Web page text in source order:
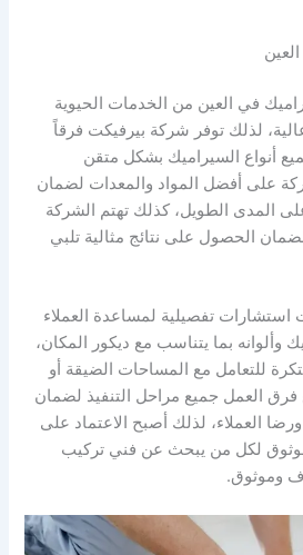
في العين من الخدمات الحيوية
لذلك توفر شركة بيرفيكت فرقاً
أنواع السيراميك بشكل متقن
على أفضل المواد والمعدات لضمان
المدى الطويل، كذلك تهتم الشركة
الحصول على نتائج مثالية تلبي
استشارات تفصيلية لمساعدة العملاء
وألوانه بما يتناسب مع ديكور المكان،
للتعامل مع المساحات الضيقة أو
فرق العمل جميع مراحل التنفيذ لضمان
العملاء، لذلك أصبح الاعتماد على
لكل من يبحث عن فني تركيب
وموثوق.